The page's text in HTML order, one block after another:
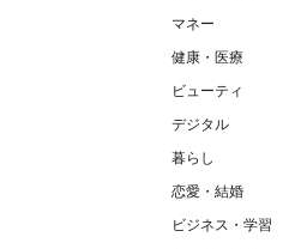
マネー
健康・医療
ビューティ
デジタル
暮らし
恋愛・結婚
ビジネス・学習